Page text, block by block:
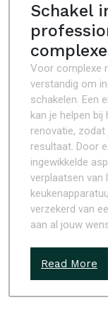
Schakel
Voor complexe
verstandig om
schakelen. Een
kan je helpen bij
renovatie,
resultaat. Door
ingewikkelde
verplaatsen van
verzekerd van
aan al jouw
Read More